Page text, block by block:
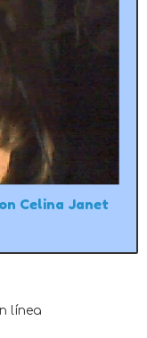
Celina Janet
línea